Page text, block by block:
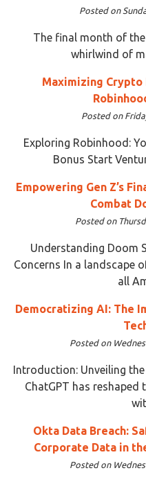
Posted on
The final month of
whirlwind of
Maximizing
Posted on
Exploring Robinhood:
Bonus Start
Empowering Gen Z’s
Combat
Posted on
Understanding Doom
Concerns In a landscape
all
Democratizing AI: The
Posted on
Introduction: Unveiling the
ChatGPT has
Okta Data Breach:
Corporate Data in
Posted on